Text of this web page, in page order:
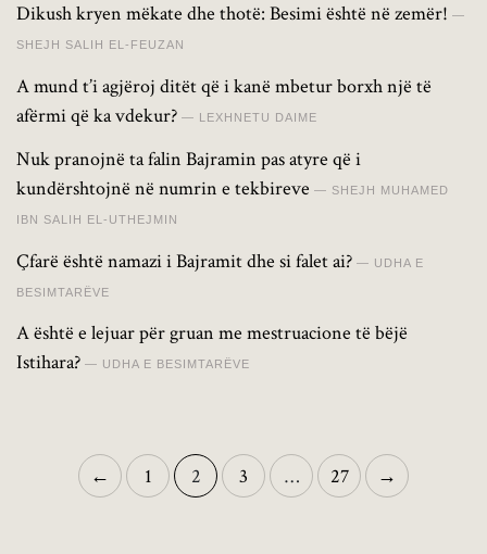
Dikush kryen mëkate dhe thotë: Besimi është në zemër!
SHEJH SALIH EL-FEUZAN
A mund t’i agjëroj ditët që i kanë mbetur borxh një të
afërmi që ka vdekur?
LEXHNETU DAIME
Nuk pranojnë ta falin Bajramin pas atyre që i
kundërshtojnë në numrin e tekbireve
SHEJH MUHAMED
IBN SALIH EL-UTHEJMIN
Çfarë është namazi i Bajramit dhe si falet ai? UDHA E
BESIMTARËVE
A është e lejuar për gruan me mestruacione të bëjë
Istihara?
UDHA E BESIMTARËVE
← 1 2 3 … 27 →